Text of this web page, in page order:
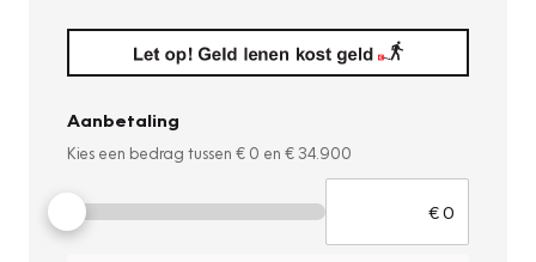
Aanbetaling
Kies een bedrag tussen € 0 en € 34.900